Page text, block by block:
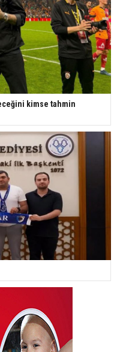
kimse tahmin